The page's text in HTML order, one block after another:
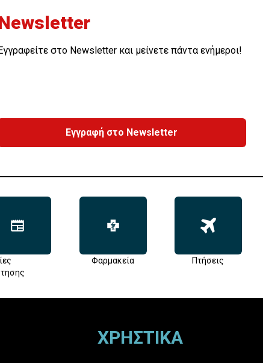
στο Newsletter και μείνετε πάντα ενήμεροι!
Εγγραφή στο Newsletter
Φαρμακεία Πτήσεις
ΧΡΗΣΤΙΚΑ